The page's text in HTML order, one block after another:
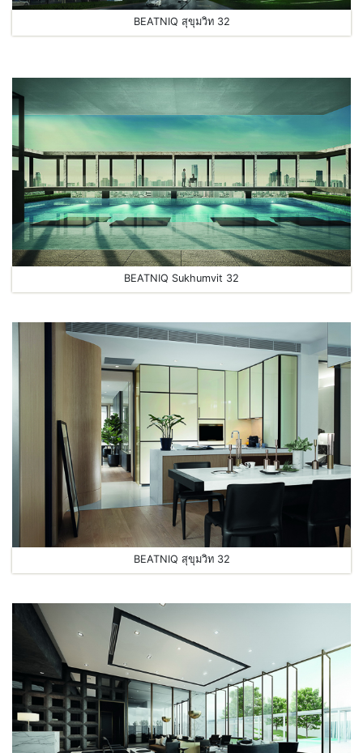
BEATNIQ สุขุมวิท 32
BEATNIQ Sukhumvit 32
BEATNIQ สุขุมวิท 32